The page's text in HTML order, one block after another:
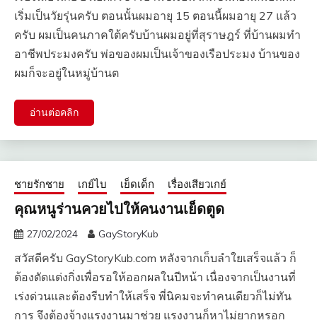
เริ่มเป็นวัยรุ่นครับ ตอนนั้นผมอายุ 15 ตอนนี้ผมอายุ 27 แล้ว
ครับ ผมเป็นคนภาคใต้ครับบ้านผมอยู่ที่สุราษฎร์ ที่บ้านผมทำ
อาชีพประมงครับ พ่อของผมเป็นเจ้าของเรือประมง บ้านของ
ผมก็จะอยู่ในหมู่บ้านต
อ่านต่อคลิก
ชายรักชาย เกย์ไบ เย็ดเด็ก เรื่องเสียวเกย์
คุณหนูร่านควยไปให้คนงานเย็ดตูด
27/02/2024 GayStoryKub
สวัสดีครับ GayStoryKub.com หลังจากเก็บลำใยเสร็จแล้ว ก็
ต้องตัดแต่งกิ่งเพื่อรอให้ออกผลในปีหน้า เนื่องจากเป็นงานที่
เร่งด่วนและต้องรีบทำให้เสร็จ พี่นิคมจะทำคนเดียวก็ไม่ทัน
การ จึงต้องจ้างแรงงานมาช่วย แรงงานก็หาไม่ยากหรอก